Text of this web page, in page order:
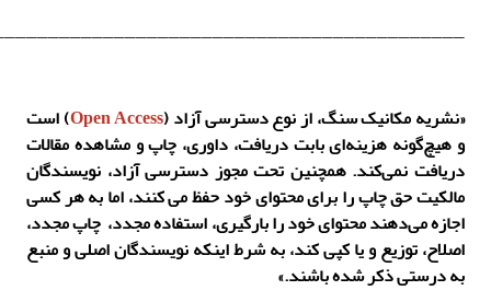
«نشریه مکانیک سنگ، از نوع دسترسی آزاد (Open Access) است
و هیچ‌گونه هزینه‌ای بابت دریافت، داوری، چاپ و مشاهده مقالات
دریافت نمی‌کند. همچنین تحت مجوز دسترسی آزاد، نویسندگان
مالکیت حق چاپ را برای محتوای خود حفظ می کنند، اما به هر کسی
اجازه می‌دهند محتوای خود را بارگیری، استفاده مجدد، چاپ مجدد،
اصلاح، توزیع و یا کپی کند، به شرط اینکه نویسندگان اصلی و منبع
به درستی ذکر شده باشند.»